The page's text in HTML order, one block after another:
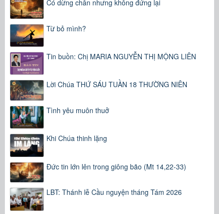
Có dừng chân nhưng không đứng lại
Từ bỏ mình?
Tin buồn: Chị MARIA NGUYỄN THỊ MỘNG LIÊN
Lời Chúa THỨ SÁU TUẦN 18 THƯỜNG NIÊN
Tình yêu muôn thuở
Khi Chúa thinh lặng
Đức tin lớn lên trong giông bão (Mt 14,22-33)
LBT: Thánh lễ Cầu nguyện tháng Tám 2026